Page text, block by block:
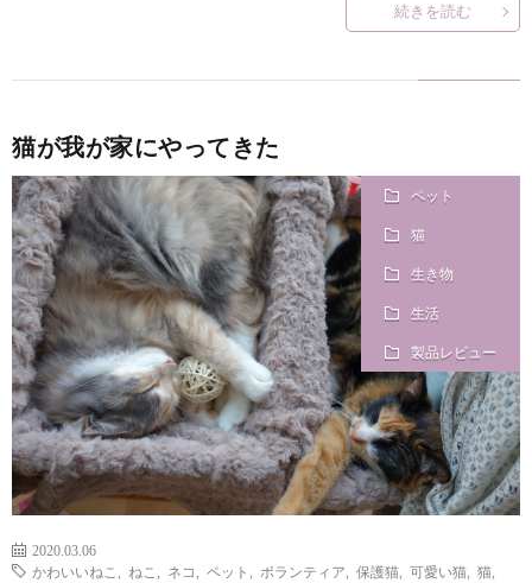
続きを読む
猫が我が家にやってきた
ペット
猫
生き物
生活
製品レビュー
2020.03.06
かわいいねこ
ねこ ネコ ペット ボランティア 保護猫 可愛い猫 猫